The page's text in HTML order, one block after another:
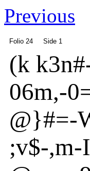
Previous
Folio 24 Side 1
(k k3n#
06m,-
@}#=-
;v$-,m-